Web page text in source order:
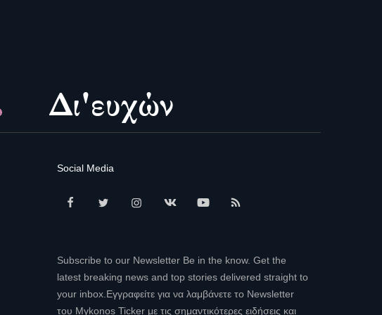
Social Media
Subscribe to our Newsletter Be in the know. Get the
latest breaking news and top stories delivered straight to
your inbox.Εγγραφείτε για να λαμβάνετε το Newsletter
του Mykonos Ticker με τις σημαντικότερες ειδήσεις και